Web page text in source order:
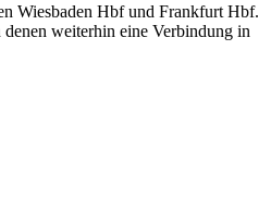
Wiesbaden Hbf und Frankfurt Hbf.
weiterhin eine Verbindung in